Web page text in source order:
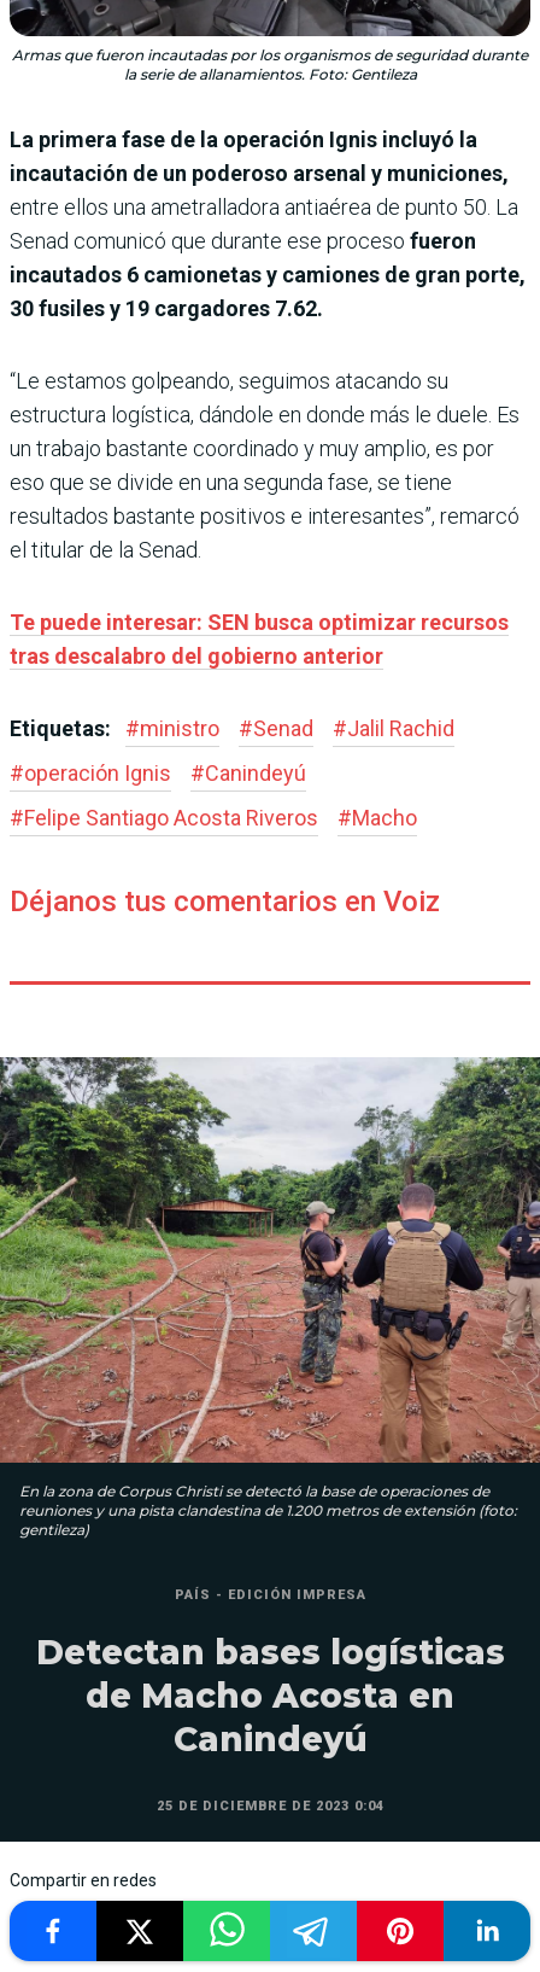
Armas que fueron incautadas por los organismos de seguridad durante
la serie de allanamientos. Foto: Gentileza
La primera fase de la operación Ignis incluyó la
incautación de un poderoso arsenal y municiones,
entre ellos una ametralladora antiaérea de punto 50. La
Senad comunicó que durante ese proceso fueron
incautados 6 camionetas y camiones de gran porte,
30 fusiles y 19 cargadores 7.62.
“Le estamos golpeando, seguimos atacando su
estructura logística, dándole en donde más le duele. Es
un trabajo bastante coordinado y muy amplio, es por
eso que se divide en una segunda fase, se tiene
resultados bastante positivos e interesantes”, remarcó
el titular de la Senad.
Te puede interesar: SEN busca optimizar recursos
tras descalabro del gobierno anterior
Etiquetas: #ministro #Senad #Jalil Rachid
#operación Ignis #Canindeyú
#Felipe Santiago Acosta Riveros #Macho
Déjanos tus comentarios en Voiz
En la zona de Corpus Christi se detectó la base de operaciones de
reuniones y una pista clandestina de 1.200 metros de extensión (foto:
gentileza)
PAÍS - EDICIÓN IMPRESA
Detectan bases logísticas
de Macho Acosta en
Canindeyú
25 DE DICIEMBRE DE 2023 0:04
Compartir en redes